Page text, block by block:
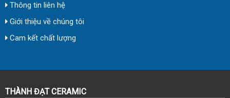
Thông tin liên hệ
Giới thiệu về chúng tôi
Cam kết chất lượng
THÀNH ĐẠT CERAMIC